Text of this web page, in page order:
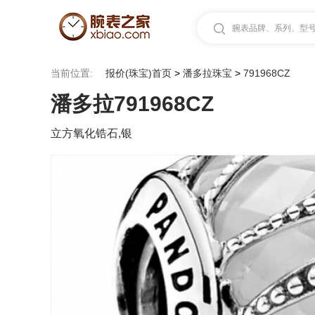
腕表品牌、系列、型
当前位置: 报价(珠宝)首页 > 潘多拉珠宝 > 791968CZ
潘多拉791968CZ
立方氧化锆石,银